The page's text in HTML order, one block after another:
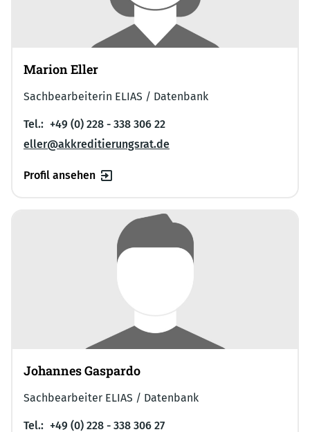
Marion Eller
Sachbearbeiterin ELIAS / Datenbank
Tel.: +49 (0) 228 - 338 306 22
eller@akkreditierungsrat.de
Profil ansehen
Johannes Gaspardo
Sachbearbeiter ELIAS / Datenbank
Tel.: +49 (0) 228 - 338 306 27